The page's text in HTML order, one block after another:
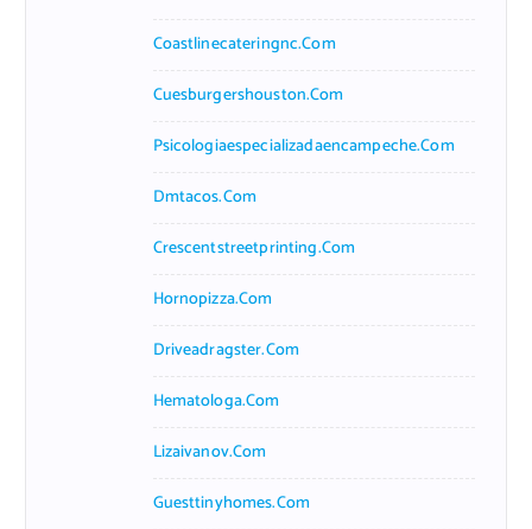
Coastlinecateringnc.com
Cuesburgershouston.com
Psicologiaespecializadaencampeche.com
Dmtacos.com
Crescentstreetprinting.com
Hornopizza.com
Driveadragster.com
Hematologa.com
Lizaivanov.com
Guesttinyhomes.com